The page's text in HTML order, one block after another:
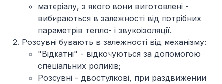
матеріалу, з якого вони виготовлені -
вибираються в залежності від потрібних
параметрів тепло- і звукоізоляції.
Розсувні бувають в залежності від механізму:
"Відкатні" - відкочуються за допомогою
спеціальних роликів;
Розсувні - двостулкові, при раздвижении